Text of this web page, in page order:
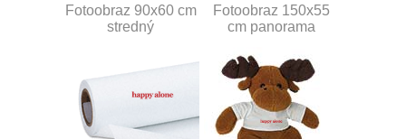
Fotoobraz 90x60 cm
stredný
Fotoobraz 150x55
cm panorama